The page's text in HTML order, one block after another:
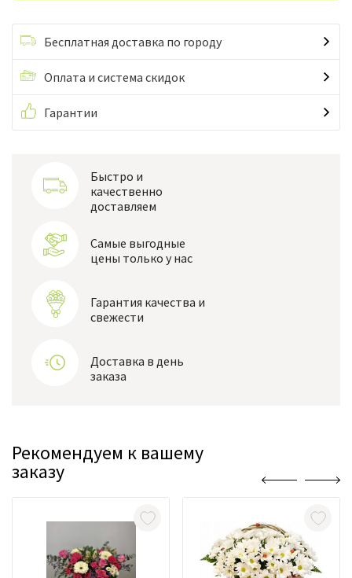
Бесплатная доставка по городу
Оплата и система скидок
Гарантии
Быстро и
качественно
доставляем
Самые выгодные
цены только у нас
Гарантия качества и
свежести
Доставка в день
заказа
Рекомендуем к вашему
заказу